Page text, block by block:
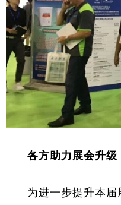
各方助力展会升级
为进一步提升本